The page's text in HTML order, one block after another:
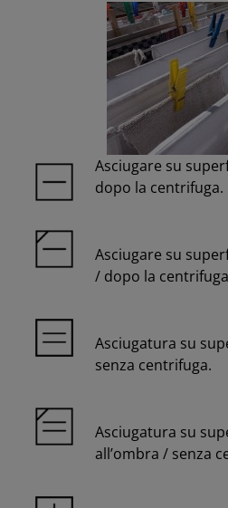
Asciugare su
dopo la centrifuga.
Asciugare su
/ dopo la
Asciugatura su
senza centrifuga.
Asciugatura su
all’ombra / senza